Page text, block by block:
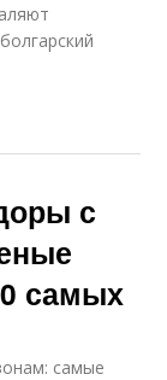
с
самых
самые